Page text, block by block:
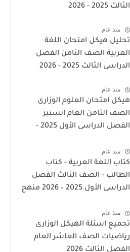
الثالث 2025 - 2026
منذ عام
تحليل هيكل امتحان اللغة
العربية الصف الثامن الفصل
الدراسى الثالث 2025 - 2026
منذ عام
هيكل امتحان العلوم الوزارى
الصف الثامن العام انسبير
الفصل الدراسى الأول 2025 -
منذ عام
كتاب اللغة العربية - كتاب
الطالب - الصف الثالث الفصل
الدراسى الأول 2025 – 2026 منهج
منذ عام
تجميع اسئلة الهيكل الوزارى
رياضيات الصف العاشر العام
الفصل الثالث 2026